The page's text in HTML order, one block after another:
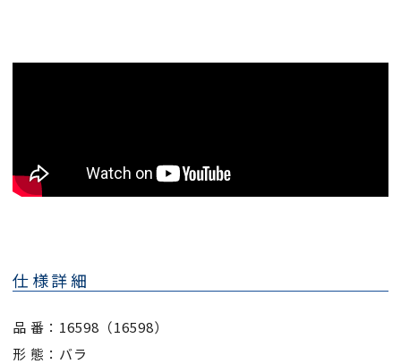
仕様詳細
品 番：16598（16598）
形 態：バラ